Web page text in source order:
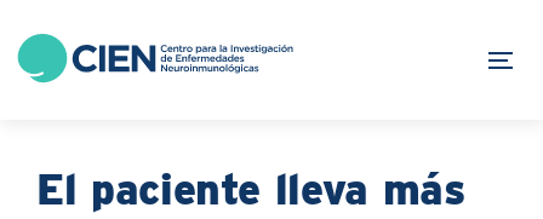
links
content
El paciente lleva más